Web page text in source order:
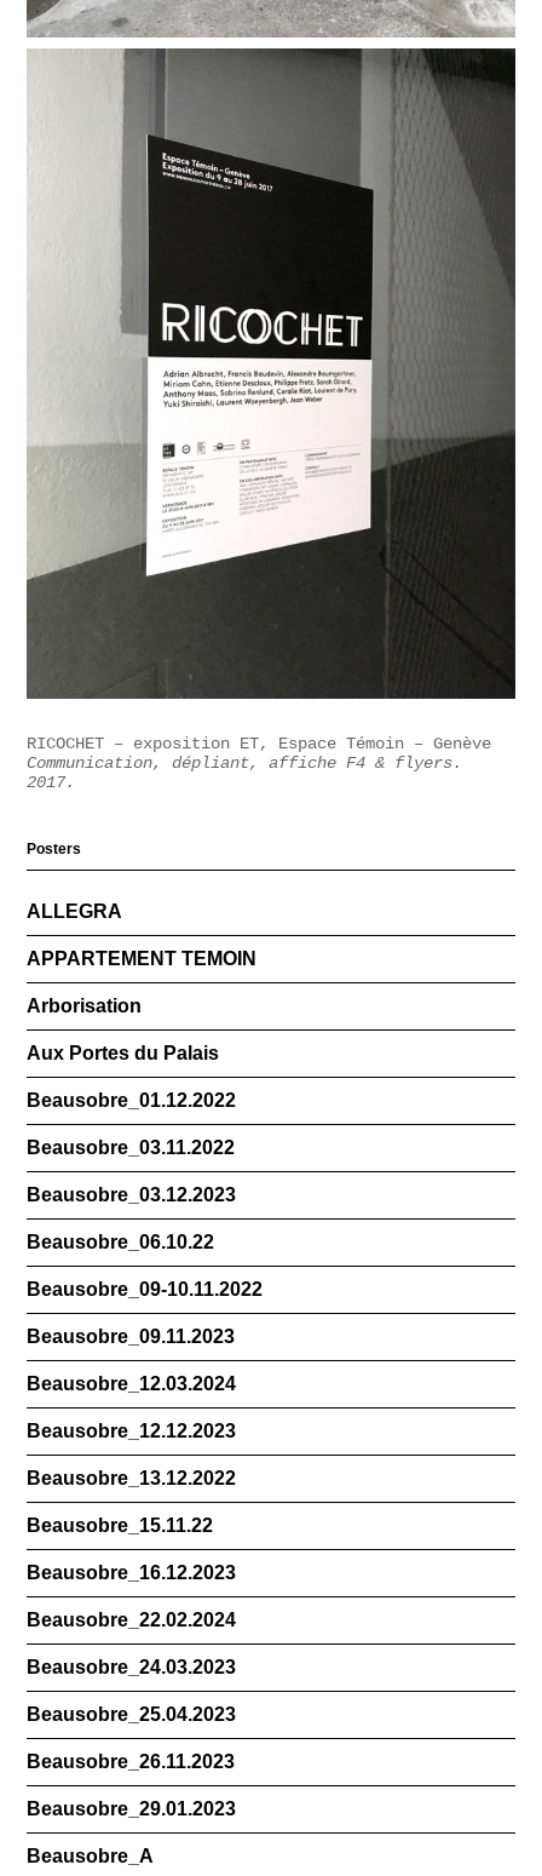
RICOCHET – exposition ET, Espace Témoin – Genève
Communication, dépliant, affiche F4 & flyers.
2017.
Posters
ALLEGRA
APPARTEMENT TEMOIN
Arborisation
Aux Portes du Palais
Beausobre_01.12.2022
Beausobre_03.11.2022
Beausobre_03.12.2023
Beausobre_06.10.22
Beausobre_09-10.11.2022
Beausobre_09.11.2023
Beausobre_12.03.2024
Beausobre_12.12.2023
Beausobre_13.12.2022
Beausobre_15.11.22
Beausobre_16.12.2023
Beausobre_22.02.2024
Beausobre_24.03.2023
Beausobre_25.04.2023
Beausobre_26.11.2023
Beausobre_29.01.2023
Beausobre_A